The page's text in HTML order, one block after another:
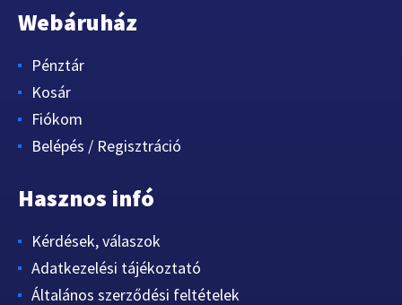
Webáruház
Pénztár
Kosár
Fiókom
Belépés / Regisztráció
Hasznos infó
Kérdések, válaszok
Adatkezelési tájékoztató
Általános szerződési feltételek